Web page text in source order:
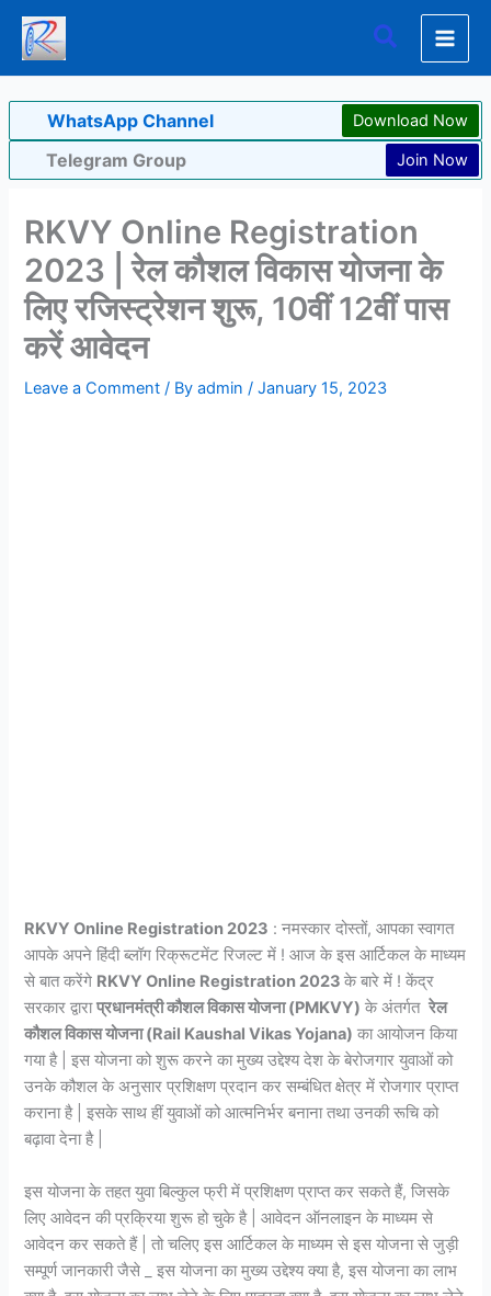
Skip
content
Search
WhatsApp Channel Download Now
Telegram Group Join Now
RKVY Online Registration
2023 | रेल कौशल विकास योजना के
लिए रजिस्ट्रेशन शुरू, 10वीं 12वीं पास
करें आवेदन
Leave a Comment / Byadmin/January 15, 2023
RKVY Online Registration 2023 : नमस्कार दोस्तों, आपका स्वागत
आपके अपने हिंदी ब्लॉग रिक्रूटमेंट रिजल्ट में ! आज के इस आर्टिकल के माध्यम
से बात करेंगे RKVY Online Registration 2023के बारे में ! केंद्र
सरकार द्वाराप्रधानमंत्री कौशल विकास योजना (PMKVY) के अंतर्गतरेल
कौशल विकास योजना (Rail Kaushal Vikas Yojana) का आयोजन किया
गया है | इस योजना को शुरू करने का मुख्य उद्देश्य देश के बेरोजगार युवाओं को
उनके कौशल के अनुसार प्रशिक्षण प्रदान कर सम्बंधित क्षेत्र में रोजगार प्राप्त
कराना है | इसके साथ हीं युवाओं को आत्मनिर्भर बनाना तथा उनकी रूचि को
बढ़ावा देना है |
इस योजना के तहत युवा बिल्कुल फ्री में प्रशिक्षण प्राप्त कर सकते हैं, जिसके
लिए आवेदन की प्रक्रिया शुरू हो चुके है | आवेदन ऑनलाइन के माध्यम से
आवेदन कर सकते हैं | तो चलिए इस आर्टिकल के माध्यम से इस योजना से जुड़ी
सम्पूर्ण जानकारी जैसे _ इस योजना का मुख्य उद्देश्य क्या है, इस योजना का लाभ